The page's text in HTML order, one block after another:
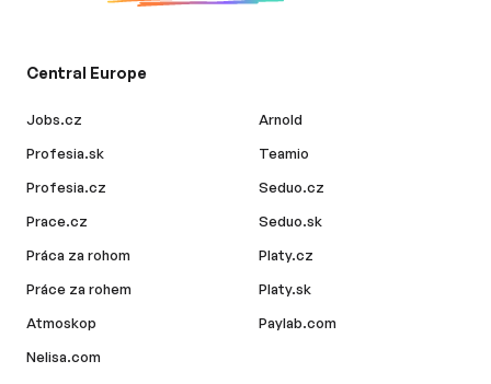
Central Europe
Jobs.cz
Profesia.sk
Profesia.cz
Prace.cz
Práca za rohom
Práce za rohem
Atmoskop
Nelisa.com
Arnold
Teamio
Seduo.cz
Seduo.sk
Platy.cz
Platy.sk
Paylab.com